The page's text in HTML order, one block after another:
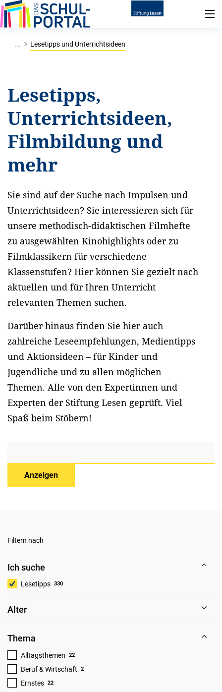
... Lesetipps und Unterrichtsideen
Lesetipps,
Unterrichtsideen,
Filmbildung und
mehr
Sie sind auf der Suche nach Impulsen und
Unterrichtsideen? Sie interessieren sich für
unsere methodisch-didaktischen Filmhefte
zu ausgewählten Kinohighlights oder zu
Filmklassikern für verschiedene
Klassenstufen? Hier können Sie gezielt nach
aktuellen und für Ihren Unterricht
relevanten Themen suchen.
Darüber hinaus finden Sie hier auch
zahlreiche Leseempfehlungen, Medientipps
und Aktionsideen – für Kinder und
Jugendliche und zu allen möglichen
Themen. Alle von den Expertinnen und
Experten der Stiftung Lesen geprüft. Viel
Spaß beim Stöbern!
Anzeigen
Filtern nach
Ich suche
Lesetipps 330
Alter
Thema
Alltagsthemen 22
Beruf & Wirtschaft 2
Ernstes 22